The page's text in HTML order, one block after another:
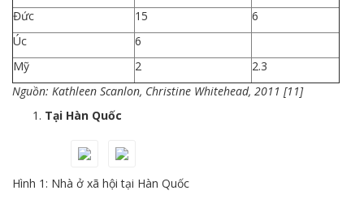
Đức
15
6
Úc
6
Mỹ
2
2.3
Nguồn: Kathleen Scanlon, Christine Whitehead, 2011 [11]
Tại Hàn Quốc
Hình 1: Nhà ở xã hội tại Hàn Quốc